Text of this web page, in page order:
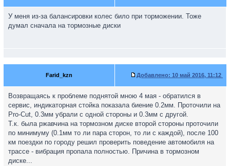
У меня из-за балансировки колес било при торможении. Тоже
думал сначала на тормозные диски
Farid_kzn Добавлено: 10 май 2016, 11:12
Возвращаясь к проблеме поднятой мною 4 мая - обратился в
сервис, индикаторная стойка показала биение 0.2мм. Проточили на
Pro-Cut, 0.3мм убрали с одной стороны и 0.3мм с другой.
Т.к. была ржавчина на тормозном диске второй стороны проточили
по минимуму (0.1мм то ли пара сторон, то ли с каждой), после 100
км поездки по городу решил проверить поведение автомобиля на
трассе - вибрация пропала полностью. Причина в тормозном
диске...